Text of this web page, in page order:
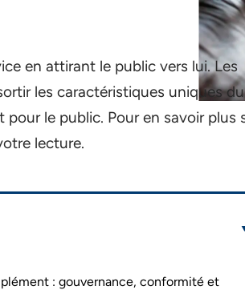
en attirant le public vers lui. Les
les caractéristiques uniques du
le public. Pour en savoir plus
lecture.
: gouvernance, conformité et